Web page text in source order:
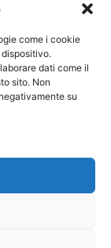
come i cookie
dati come il
sito. Non
su
auto